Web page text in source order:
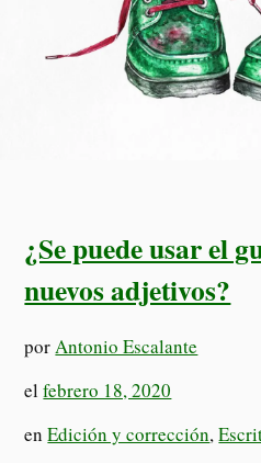
¿Se puede usar el
nuevos adjetivos?
porAntonio Escalante
elfebrero 18, 2020
enEdición y corrección,